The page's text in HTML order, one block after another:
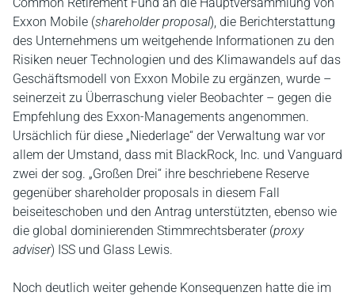
Exxon Mobile (shareholder proposal), die Berichterstattung
des Unternehmens um weitgehende Informationen zu den
Risiken neuer Technologien und des Klimawandels auf das
Geschäftsmodell von Exxon Mobile zu ergänzen, wurde –
seinerzeit zu Überraschung vieler Beobachter – gegen die
Empfehlung des Exxon-Managements angenommen.
Ursächlich für diese „Niederlage“ der Verwaltung war vor
allem der Umstand, dass mit BlackRock, Inc. und Vanguard
zwei der sog. „Großen Drei“ ihre beschriebene Reserve
gegenüber shareholder proposals in diesem Fall
beiseiteschoben und den Antrag unterstützten, ebenso wie
die global dominierenden Stimmrechtsberater (proxy
adviser) ISS und Glass Lewis.
Noch deutlich weiter gehende Konsequenzen hatte die im